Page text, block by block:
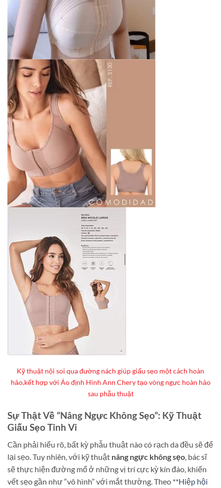
Kỹ thuật nội soi qua đường nách giúp giấu sẹo một cách hoàn
hảo,kết hợp với Áo định Hình Ann Chery tạo vòng ngực hoàn hảo
sau phẫu thuật
Sự Thật Về “Nâng Ngực Không Sẹo”: Kỹ Thuật
Giấu Sẹo Tinh Vi
Cần phải hiểu rõ, bất kỳ phẫu thuật nào có rạch da đều sẽ để
lại sẹo. Tuy nhiên, với kỹ thuật nâng ngực không sẹo , bác sĩ
sẽ thực hiện đường mổ ở những vị trí cực kỳ kín đáo, khiến
vết sẹo gần như “vô hình” với mắt thường. Theo **Hiệp hội